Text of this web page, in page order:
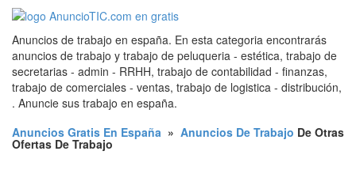
Anuncios de trabajo en españa. En esta categoria encontrarás
anuncios de trabajo y trabajo de peluqueria - estética, trabajo de
secretarias - admin - RRHH, trabajo de contabilidad - finanzas,
trabajo de comerciales - ventas, trabajo de logistica - distribución,
. Anuncie sus trabajo en españa.
Anuncios Gratis En España » Anuncios De Trabajo De Otras
Ofertas De Trabajo